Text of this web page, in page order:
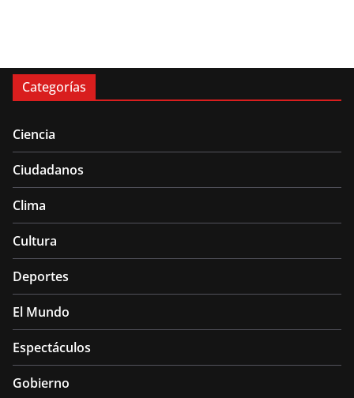
Categorías
Ciencia
Ciudadanos
Clima
Cultura
Deportes
El Mundo
Espectáculos
Gobierno